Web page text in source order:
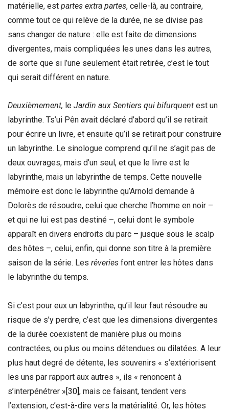
matérielle, est partes extra partes, celle-là, au contraire,
comme tout ce qui relève de la durée, ne se divise pas
sans changer de nature : elle est faite de dimensions
divergentes, mais compliquées les unes dans les autres,
de sorte que si l’une seulement était retirée, c’est le tout
qui serait différent en nature.
Deuxièmement, le Jardin aux Sentiers qui bifurquent est un
labyrinthe. Ts’ui Pên avait déclaré d’abord qu’il se retirait
pour écrire un livre, et ensuite qu’il se retirait pour construire
un labyrinthe. Le sinologue comprend qu’il ne s’agit pas de
deux ouvrages, mais d’un seul, et que le livre est le
labyrinthe, mais un labyrinthe de temps. Cette nouvelle
mémoire est donc le labyrinthe qu’Arnold demande à
Dolorès de résoudre, celui que cherche l’homme en noir –
et qui ne lui est pas destiné –, celui dont le symbole
apparaît en divers endroits du parc – jusque sous le scalp
des hôtes –, celui, enfin, qui donne son titre à la première
saison de la série. Les rêveries font entrer les hôtes dans
le labyrinthe du temps.
Si c’est pour eux un labyrinthe, qu’il leur faut résoudre au
risque de s’y perdre, c’est que les dimensions divergentes
de la durée coexistent de manière plus ou moins
contractées, ou plus ou moins détendues ou dilatées. A leur
plus haut degré de détente, les souvenirs « s’extériorisent
les uns par rapport aux autres », ils « renoncent à
s’interpénétrer »[30], mais ce faisant, tendent vers
l’extension, c’est-à-dire vers la matérialité. Or, les hôtes